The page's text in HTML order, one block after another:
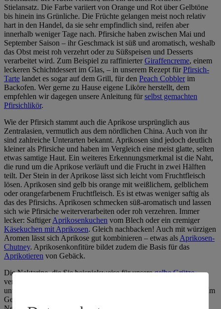
Stielansatz. Die Farbe variiert von Orange und Rot über Gelbtöne
bis hinein ins Grünliche. Die Früchte gelangen meist noch relativ
hart in den Handel, da sie sehr empfindlich sind, reifen aber
innerhalb weniger Tage nach. Pfirsiche haben zwischen Mai und
September Saison – ihr Geschmack ist süß und aromatisch, weshalb
das Obst meist roh verzehrt oder zu Süßspeisen und Desserts
verarbeitet wird. Zum Beispiel zu raffinierter Giraffencreme, einem
leckeren Schichtdessert im Glas, – in unserem Rezept für Pfirsich-
Tarte landet es sogar auf dem Grill, für den Peach Cobbler im
Backofen. Wer gerne zu Hause eigene Liköre herstellt, dem
empfehlen wir dagegen unsere Anleitung für selbst gemachten
Pfirsichlikör.
Wie der Pfirsich stammt auch die Aprikose ursprünglich aus
Zentralasien, vermutlich aus dem nördlichen China. Auch von ihr
sind zahlreiche Unterarten bekannt. Aprikosen sind jedoch deutlich
kleiner als Pfirsiche und haben im Vergleich eine meist glatte, selten
etwas samtige Haut. Ein weiteres Erkennungsmerkmal ist die Naht,
die rund um die Aprikose verläuft und die Frucht in zwei Hälften
teilt. Der Stein in der Aprikose lässt sich leicht vom Fruchtfleisch
lösen. Aprikosen sind gelb bis orange mit weißlichem, gelblichem
oder orangefarbenem Fruchtfleisch. Es ist etwas weniger saftig als
das des Pfirsichs. Aprikosen schmecken süß-aromatisch und lassen
sich wie Pfirsiche weiterverarbeiten oder roh verzehren. Immer
lecker: SaftigerAprikosenkuchen vom Blech oder ein cremiger
Käsekuchen mit Aprikosen. Gleich nachbacken! Auch mit würzigen
Aromen lässt sich Aprikose gut kombinieren – etwas alsAprikosen-
Chutney. Aprikosenkonfitüre bildet zudem die Basis für das
Aprikotieren von Gebäck.
Die Nektarine, die Sie beispielsweise für unseregelbe Grütze
verwenden, ist wahrscheinlich eine Mutante des Pfirsichs. Sie
unterscheidet sich von ihm unter anderem durch ihre glatte Haut. Im
Gegensatz zum saftig-süßen Pfirsich kann der Geschmack der